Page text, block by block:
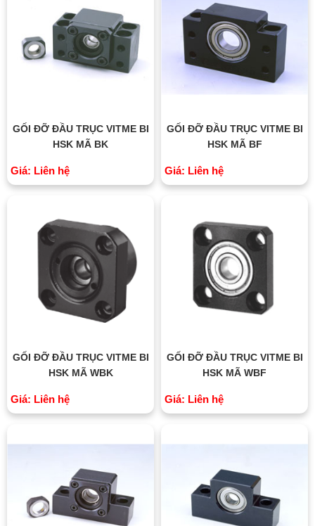
GỐI ĐỠ ĐẦU TRỤC VITME BI
HSK MÃ BK
Giá: Liên hệ
GỐI ĐỠ ĐẦU TRỤC VITME BI
HSK MÃ BF
Giá: Liên hệ
GỐI ĐỠ ĐẦU TRỤC VITME BI
HSK MÃ WBK
Giá: Liên hệ
GỐI ĐỠ ĐẦU TRỤC VITME BI
HSK MÃ WBF
Giá: Liên hệ